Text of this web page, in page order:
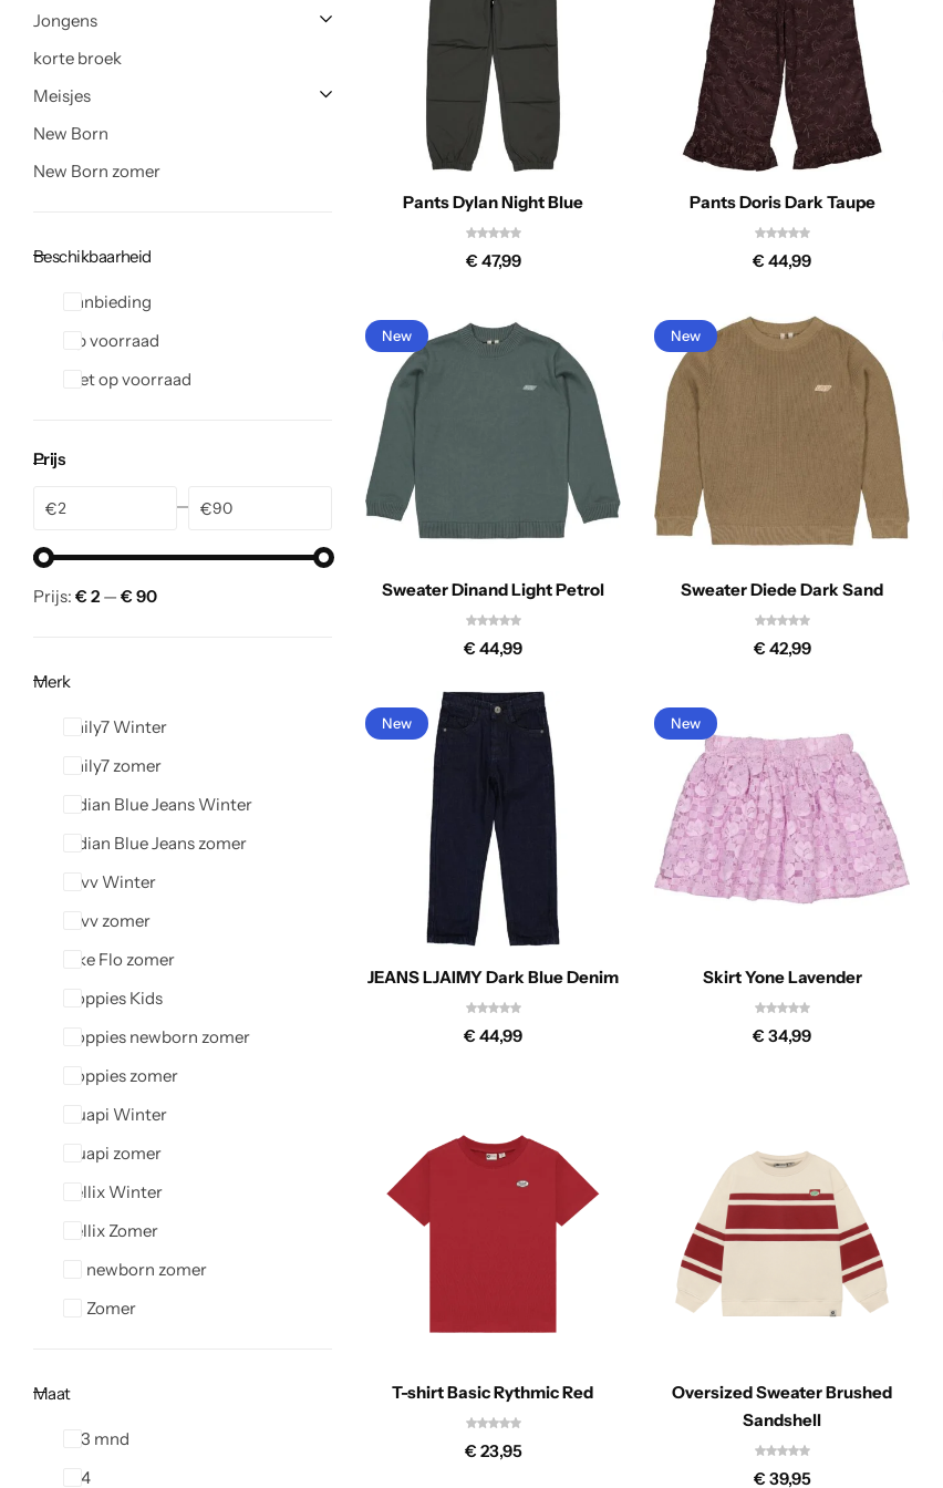
Pants Dylan Night Blue
€ 47,99
Pants Doris Dark Taupe
€ 44,99
New
Sweater Dinand Light Petrol
€ 44,99
New
Sweater Diede Dark Sand
€ 42,99
New
JEANS LJAIMY Dark Blue Denim
€ 44,99
New
Skirt Yone Lavender
€ 34,99
T-shirt Basic Rythmic Red
€ 23,95
Oversized Sweater Brushed
Sandshell
€ 39,95
Jongens
korte broek
Meisjes
New Born
New Born zomer
Beschikbaarheid
Aanbieding
Op voorraad
Niet op voorraad
Prijs
€ €
Prijs: € 2 — € 90
Merk
Daily7 Winter
Daily7 zomer
Indian Blue Jeans Winter
Indian Blue Jeans zomer
Levv Winter
Levv zomer
Like Flo zomer
Noppies Kids
Noppies newborn zomer
Noppies zomer
Quapi Winter
Quapi zomer
Rellix Winter
Rellix Zomer
Z8 newborn zomer
Z8 Zomer
Maat
0-3 mnd
104
Truien
Rokjes
Truien Meisjes
Rellix Zomer
Like Flo zomer